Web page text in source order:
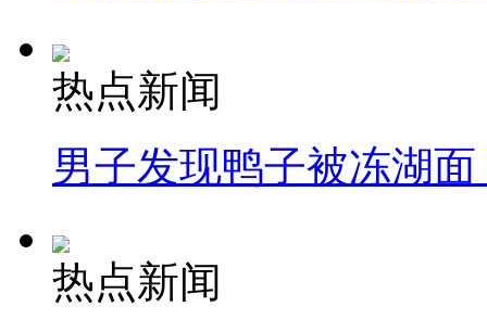
热点新闻
男子发现鸭子被冻湖
热点新闻